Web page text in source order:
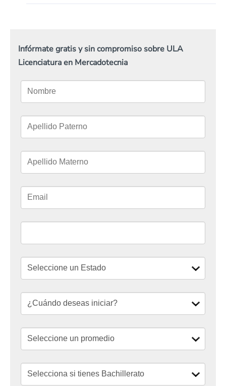
Infórmate gratis y sin compromiso sobre ULA
Licenciatura en Mercadotecnia